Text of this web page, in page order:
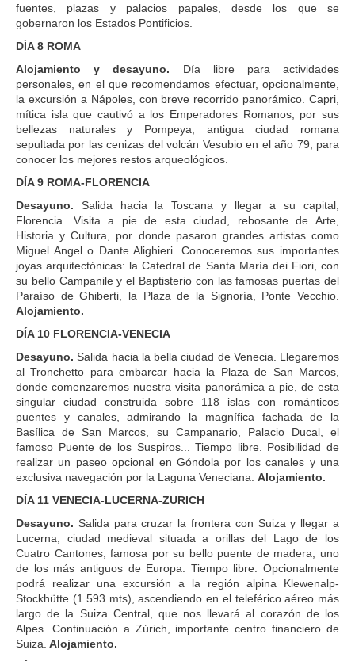
fuentes, plazas y palacios papales, desde los que se
gobernaron los Estados Pontificios.
DÍA 8 ROMA
Alojamiento y desayuno. Día libre para actividades
personales, en el que recomendamos efectuar, opcionalmente,
la excursión a Nápoles, con breve recorrido panorámico. Capri,
mítica isla que cautivó a los Emperadores Romanos, por sus
bellezas naturales y Pompeya, antigua ciudad romana
sepultada por las cenizas del volcán Vesubio en el año 79, para
conocer los mejores restos arqueológicos.
DÍA 9 ROMA-FLORENCIA
Desayuno. Salida hacia la Toscana y llegar a su capital,
Florencia. Visita a pie de esta ciudad, rebosante de Arte,
Historia y Cultura, por donde pasaron grandes artistas como
Miguel Angel o Dante Alighieri. Conoceremos sus importantes
joyas arquitectónicas: la Catedral de Santa María dei Fiori, con
su bello Campanile y el Baptisterio con las famosas puertas del
Paraíso de Ghiberti, la Plaza de la Signoría, Ponte Vecchio.
Alojamiento.
DÍA 10 FLORENCIA-VENECIA
Desayuno.Salida hacia la bella ciudad de Venecia. Llegaremos
al Tronchetto para embarcar hacia la Plaza de San Marcos,
donde comenzaremos nuestra visita panorámica a pie, de esta
singular ciudad construida sobre 118 islas con románticos
puentes y canales, admirando la magnífica fachada de la
Basílica de San Marcos, su Campanario, Palacio Ducal, el
famoso Puente de los Suspiros... Tiempo libre. Posibilidad de
realizar un paseo opcional en Góndola por los canales y una
exclusiva navegación por la Laguna Veneciana. Alojamiento.
DÍA 11 VENECIA-LUCERNA-ZURICH
Desayuno. Salida para cruzar la frontera con Suiza y llegar a
Lucerna, ciudad medieval situada a orillas del Lago de los
Cuatro Cantones, famosa por su bello puente de madera, uno
de los más antiguos de Europa. Tiempo libre. Opcionalmente
podrá realizar una excursión a la región alpina Klewenalp-
Stockhütte (1.593 mts), ascendiendo en el teleférico aéreo más
largo de la Suiza Central, que nos llevará al corazón de los
Alpes. Continuación a Zúrich, importante centro financiero de
Suiza. Alojamiento.